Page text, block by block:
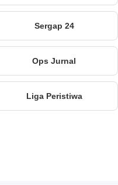
Sergap 24
Ops Jurnal
Liga Peristiwa